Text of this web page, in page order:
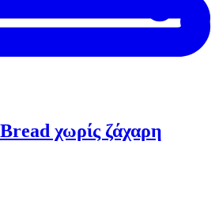
χωρίς ζάχαρη